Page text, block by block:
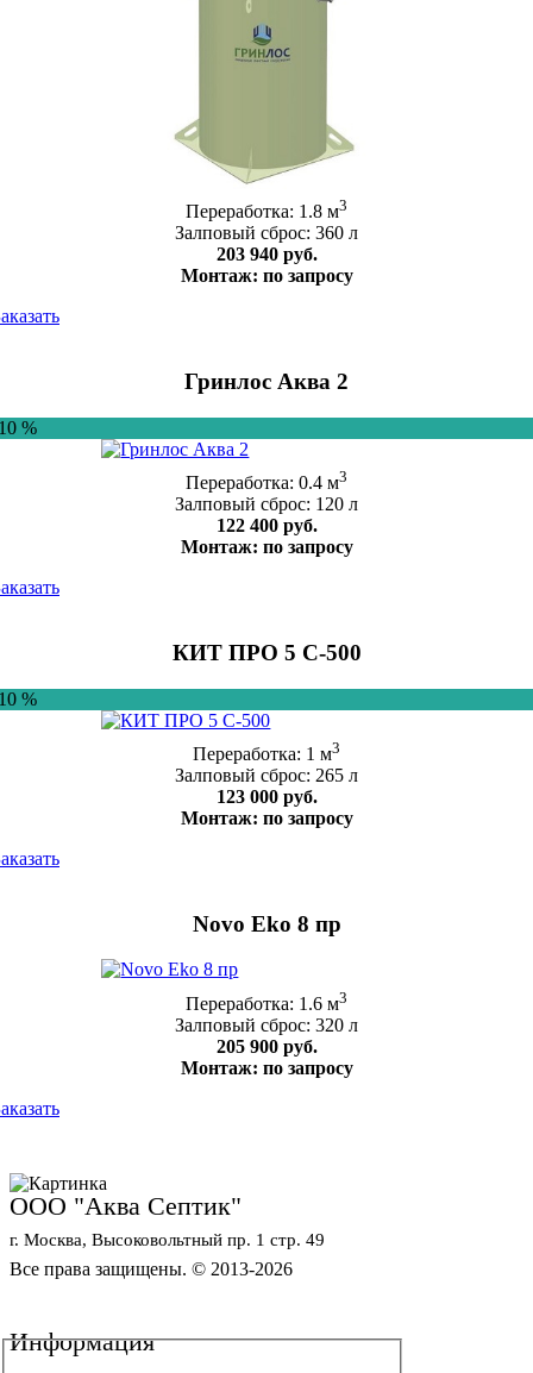
Переработка: 1.8 м3
Залповый сброс: 360 л
203 940 руб.
Монтаж: по запросу
Гринлос Аква 2
%
Переработка: 0.4 м3
Залповый сброс: 120 л
122 400 руб.
Монтаж: по запросу
КИТ ПРО 5 С-500
%
Переработка: 1 м3
Залповый сброс: 265 л
123 000 руб.
Монтаж: по запросу
Novo Eko 8 пр
Переработка: 1.6 м3
Залповый сброс: 320 л
205 900 руб.
Монтаж: по запросу
ООО "Аква Септик"
г. Москва, Высоковольтный пр. 1 стр. 49
Все права защищены. © 2013-2026
Информация